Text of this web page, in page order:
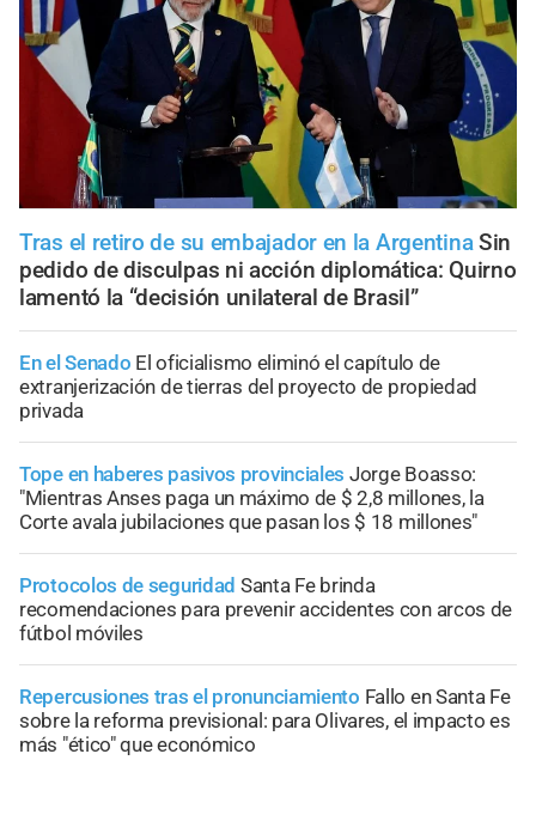
Tras el retiro de su embajador en la Argentina Sin
pedido de disculpas ni acción diplomática: Quirno
lamentó la “decisión unilateral de Brasil”
En el Senado El oficialismo eliminó el capítulo de
extranjerización de tierras del proyecto de propiedad
privada
Tope en haberes pasivos provinciales Jorge Boasso:
"Mientras Anses paga un máximo de $ 2,8 millones, la
Corte avala jubilaciones que pasan los $ 18 millones"
Protocolos de seguridad Santa Fe brinda
recomendaciones para prevenir accidentes con arcos de
fútbol móviles
Repercusiones tras el pronunciamiento Fallo en Santa Fe
sobre la reforma previsional: para Olivares, el impacto es
más "ético" que económico